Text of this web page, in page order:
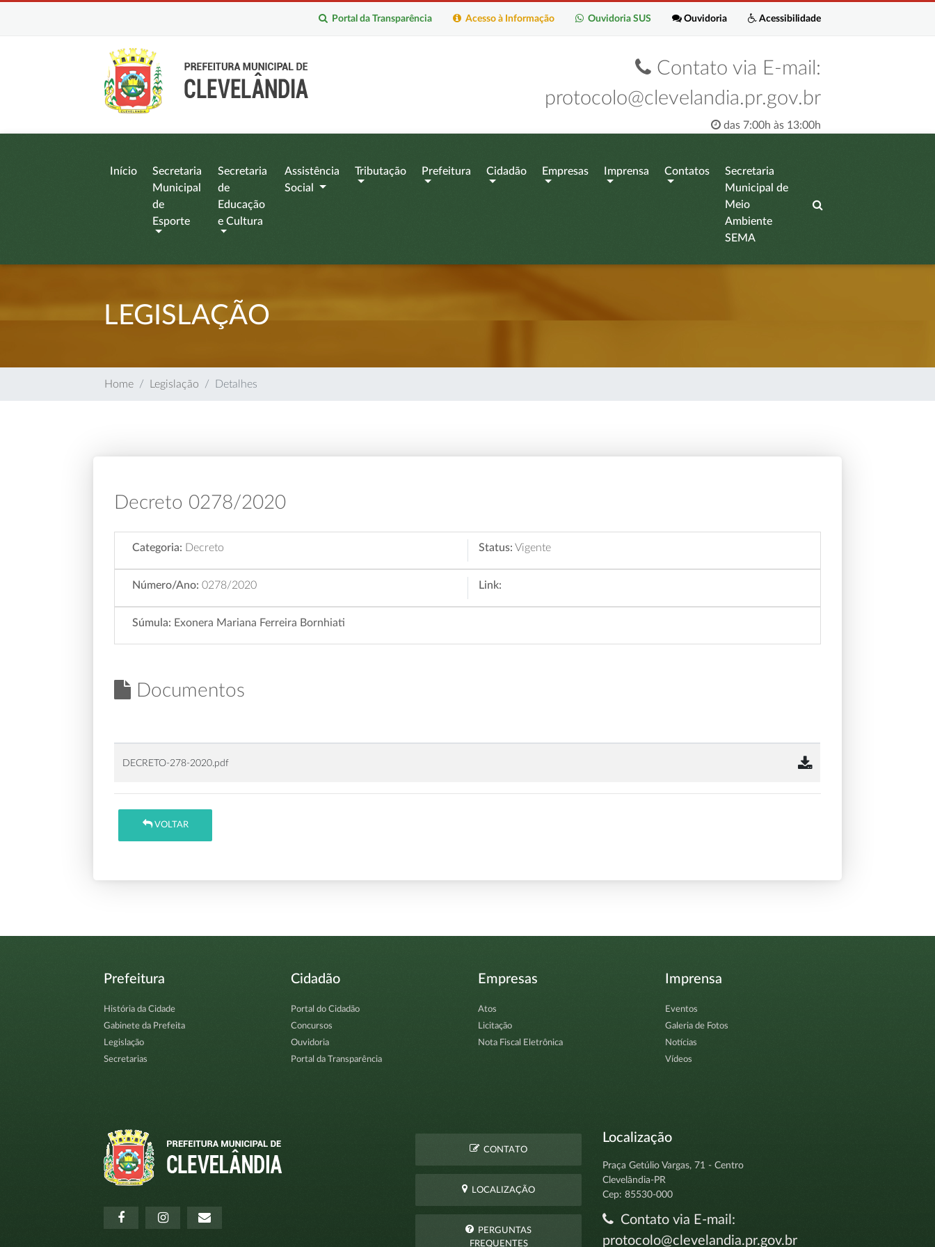
Acessibilidade
Ouvidoria
Ouvidoria SUS
Acesso à Informação
Portal da Transparência
Contato via E-mail:
protocolo@clevelandia.pr.gov.br
das 7:00h às 13:00h
Início
Secretaria
Municipal
de
Esporte
Secretaria
de
Educação
e Cultura
Assistência
Social
Tributação Prefeitura Cidadão Empresas Imprensa Contatos
Secretaria
Municipal de
Meio
Ambiente
SEMA
LEGISLAÇÃO
Home Legislação Detalhes
Decreto 0278/2020
Categoria: Decreto Status: Vigente
Número/Ano: 0278/2020 Link:
Súmula: Exonera Mariana Ferreira Bornhiati
Documentos
DECRETO-278-2020.pdf
VOLTAR
Prefeitura
História da Cidade
Gabinete da Prefeita
Legislação
Secretarias
Cidadão
Portal do Cidadão
Concursos
Ouvidoria
Portal da Transparência
Empresas
Atos
Licitação
Nota Fiscal Eletrônica
Imprensa
Eventos
Galeria de Fotos
Notícias
Vídeos
CONTATO
LOCALIZAÇÃO
PERGUNTAS
FREQUENTES
Localização
Praça Getúlio Vargas, 71 - Centro
Clevelândia-PR
Cep: 85530-000
Contato via E-mail:
protocolo@clevelandia.pr.gov.br